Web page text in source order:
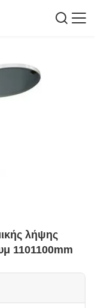
λήψης
1101100mm